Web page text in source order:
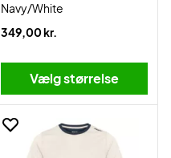
Navy/White
349,00 kr.
Vælg størrelse